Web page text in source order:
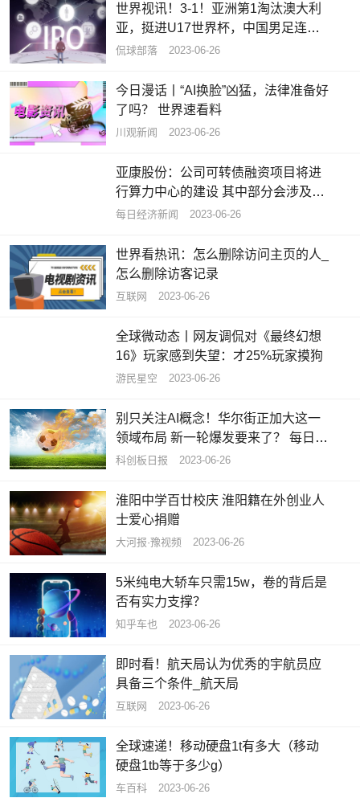
世界视讯！3-1！亚洲第1淘汰澳大利
亚，挺进U17世界杯，中国男足连续8
届缺席
侃球部落 2023-06-26
今日漫话丨“AI换脸”凶猛，法律准备好
了吗？ 世界速看料
川观新闻 2023-06-26
亚康股份：公司可转债融资项目将进
行算力中心的建设 其中部分会涉及租
售算力
每日经济新闻 2023-06-26
世界看热讯：怎么删除访问主页的人_
怎么删除访客记录
互联网 2023-06-26
全球微动态丨网友调侃对《最终幻想
16》玩家感到失望：才25%玩家摸狗
游民星空 2023-06-26
别只关注AI概念！华尔街正加大这一
领域布局 新一轮爆发要来了？ 每日热
点
科创板日报 2023-06-26
淮阳中学百廿校庆 淮阳籍在外创业人
士爱心捐赠
大河报·豫视频 2023-06-26
5米纯电大轿车只需15w，卷的背后是
否有实力支撑？
知乎车也 2023-06-26
即时看！航天局认为优秀的宇航员应
具备三个条件_航天局
互联网 2023-06-26
全球速递！移动硬盘1t有多大（移动
硬盘1tb等于多少g）
车百科 2023-06-26